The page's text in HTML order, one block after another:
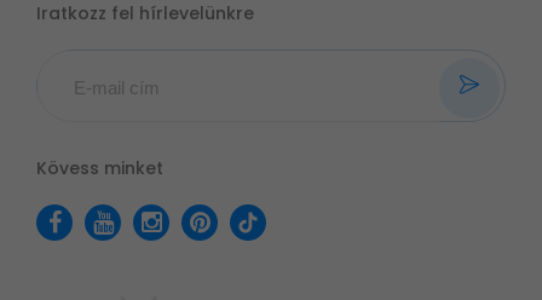
Iratkozz fel hírlevelünkre
Kövess minket